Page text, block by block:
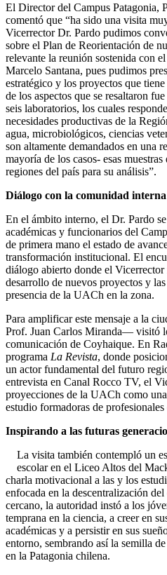
El Director del Campus Patagonia,
comentó que “ha sido una visita
Vicerrector Dr. Pardo pudimos
sobre el Plan de Reorientación de
relevante la reunión sostenida con
Marcelo Santana, pues pudimos
estratégico y los proyectos que
de los aspectos que se resaltaron
seis laboratorios, los cuales
necesidades productivas de la
agua, microbiológicos, ciencias
son altamente demandados en una
mayoría de los casos- esas
regiones del país para su análisis”.
Diálogo con la comunidad interna
En el ámbito interno, el Dr. Pardo
académicas y funcionarios del
de primera mano el estado de
transformación institucional. El
diálogo abierto donde el
desarrollo de nuevos proyectos y
presencia de la UACh en la zona.
Para amplificar este mensaje a la
Prof. Juan Carlos Miranda— visitó
comunicación de Coyhaique. En
programa La Revista, donde
un actor fundamental del futuro
entrevista en Canal Rocco TV, el
proyecciones de la UACh como
estudio formadoras de
Inspirando a las futuras
La visita también contempló un
escolar en el Liceo Altos del
charla motivacional a las y los
enfocada en la descentralización
cercano, la autoridad instó a los
temprana en la ciencia, a creer en
académicas y a persistir en sus
entorno, sembrando así la semilla
en la Patagonia chilena.